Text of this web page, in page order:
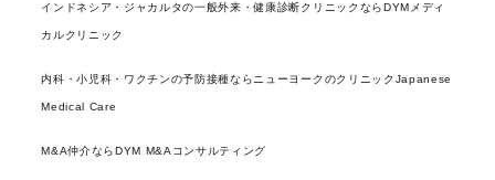
インドネシア・ジャカルタの一般外来・健康診断クリニックならDYMメディ
カルクリニック
内科・小児科・ワクチンの予防接種ならニューヨークのクリニックJapanese
Medical Care
M&A仲介ならDYM M&Aコンサルティング